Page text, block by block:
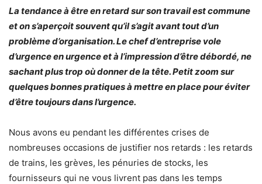
La tendance à être en retard sur son travail est commune
et on s’aperçoit souvent qu’il s’agit avant tout d’un
problème d’organisation. Le chef d’entreprise vole
d’urgence en urgence et à l’impression d’être débordé, ne
sachant plus trop où donner de la tête. Petit zoom sur
quelques bonnes pratiques à mettre en place pour éviter
d’être toujours dans l’urgence.
Nous avons eu pendant les différentes crises de
nombreuses occasions de justifier nos retards : les retards
de trains, les grèves, les pénuries de stocks, les
fournisseurs qui ne vous livrent pas dans les temps